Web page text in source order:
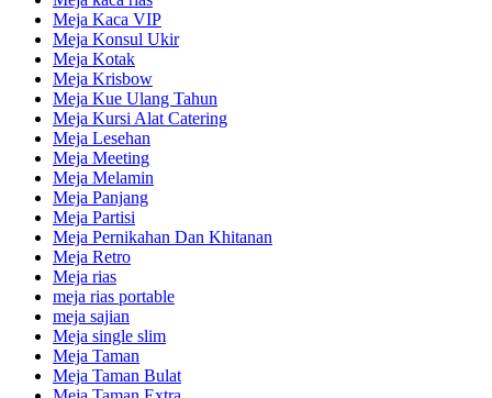
Meja Kaca VIP
Meja Konsul Ukir
Meja Kotak
Meja Krisbow
Meja Kue Ulang Tahun
Meja Kursi Alat Catering
Meja Lesehan
Meja Meeting
Meja Melamin
Meja Panjang
Meja Partisi
Meja Pernikahan Dan Khitanan
Meja Retro
Meja rias
meja rias portable
meja sajian
Meja single slim
Meja Taman
Meja Taman Bulat